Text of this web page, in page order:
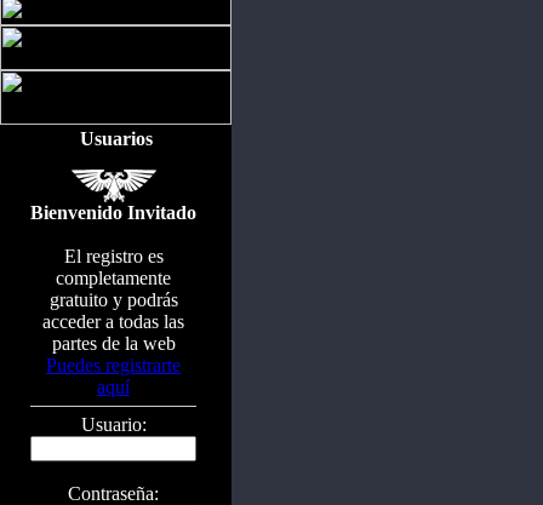
Usuarios
Bienvenido Invitado
El registro es
completamente
gratuito y podrás
acceder a todas las
partes de la web
Puedes registrarte
aquí
Usuario:
Contraseña: